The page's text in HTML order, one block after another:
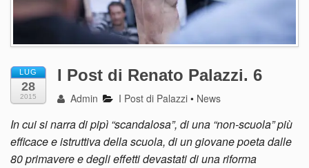
LUG
28
2015
I Post di Renato Palazzi. 6
Admin I Post di Palazzi • News
In cui si narra di pipì “scandalosa”, di una “non-scuola” più
efficace e istruttiva della scuola, di un giovane poeta dalle
80 primavere e degli effetti devastati di una riforma